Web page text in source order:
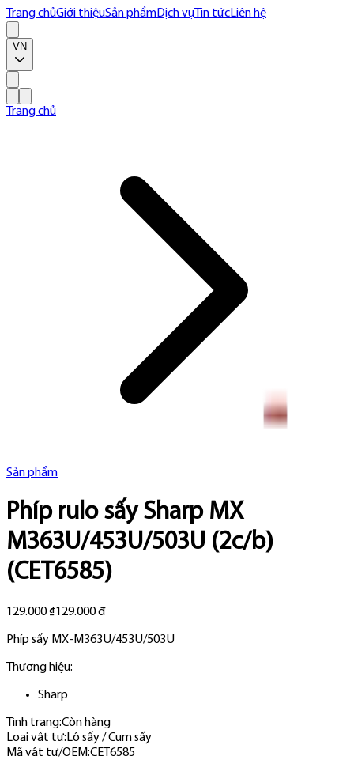
Trang chủGiới thiệuSản phẩmDịch vụ Tin tứcLiên hệ
VN
Trang chủ
Sản phẩm
Phíp rulo sấy Sharp MX
M363U/453U/503U (2c/b)
(CET6585)
129.000 ₫129.000 đ
Phíp sấy MX-M363U/453U/503U
Thương hiệu:
Sharp
Tình trạng:Còn hàng
Loại vật tư: Lô sấy / Cụm sấy
Mã vật tư/OEM:CET6585